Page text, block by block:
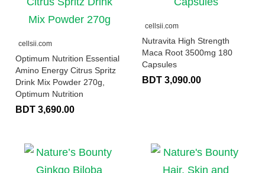
cellsii.com
Optimum Nutrition Essential
Amino Energy Citrus Spritz
Drink Mix Powder 270g,
Optimum Nutrition
BDT 3,690.00
cellsii.com
Nutravita High Strength
Maca Root 3500mg 180
Capsules
BDT 3,090.00